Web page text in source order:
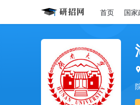
首页 国